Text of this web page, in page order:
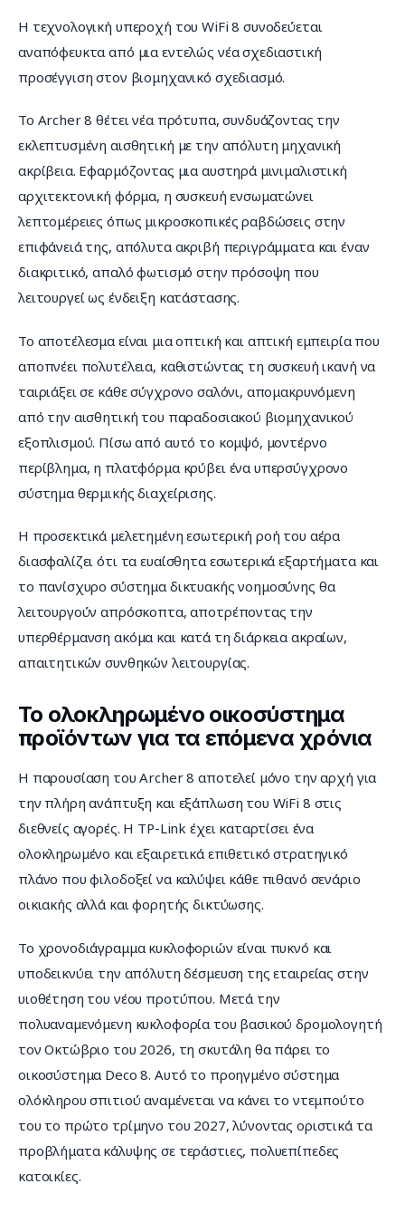
Η τεχνολογική υπεροχή του WiFi 8 συνοδεύεται
αναπόφευκτα από μια εντελώς νέα σχεδιαστική
προσέγγιση στον βιομηχανικό σχεδιασμό.
Το Archer 8 θέτει νέα πρότυπα, συνδυάζοντας την
εκλεπτυσμένη αισθητική με την απόλυτη μηχανική
ακρίβεια. Εφαρμόζοντας μια αυστηρά μινιμαλιστική
αρχιτεκτονική φόρμα, η συσκευή ενσωματώνει
λεπτομέρειες όπως μικροσκοπικές ραβδώσεις στην
επιφάνειά της, απόλυτα ακριβή περιγράμματα και έναν
διακριτικό, απαλό φωτισμό στην πρόσοψη που
λειτουργεί ως ένδειξη κατάστασης.
Το αποτέλεσμα είναι μια οπτική και απτική εμπειρία που
αποπνέει πολυτέλεια, καθιστώντας τη συσκευή ικανή να
ταιριάξει σε κάθε σύγχρονο σαλόνι, απομακρυνόμενη
από την αισθητική του παραδοσιακού βιομηχανικού
εξοπλισμού. Πίσω από αυτό το κομψό, μοντέρνο
περίβλημα, η πλατφόρμα κρύβει ένα υπερσύγχρονο
σύστημα θερμικής διαχείρισης.
Η προσεκτικά μελετημένη εσωτερική ροή του αέρα
διασφαλίζει ότι τα ευαίσθητα εσωτερικά εξαρτήματα και
το πανίσχυρο σύστημα δικτυακής νοημοσύνης θα
λειτουργούν απρόσκοπτα, αποτρέποντας την
υπερθέρμανση ακόμα και κατά τη διάρκεια ακραίων,
απαιτητικών συνθηκών λειτουργίας.
Το ολοκληρωμένο οικοσύστημα
προϊόντων για τα επόμενα χρόνια
Η παρουσίαση του Archer 8 αποτελεί μόνο την αρχή για
την πλήρη ανάπτυξη και εξάπλωση του WiFi 8 στις
διεθνείς αγορές. Η TP-Link έχει καταρτίσει ένα
ολοκληρωμένο και εξαιρετικά επιθετικό στρατηγικό
πλάνο που φιλοδοξεί να καλύψει κάθε πιθανό σενάριο
οικιακής αλλά και φορητής δικτύωσης.
Το χρονοδιάγραμμα κυκλοφοριών είναι πυκνό και
υποδεικνύει την απόλυτη δέσμευση της εταιρείας στην
υιοθέτηση του νέου προτύπου. Μετά την
πολυαναμενόμενη κυκλοφορία του βασικού δρομολογητή
τον Οκτώβριο του 2026, τη σκυτάλη θα πάρει το
οικοσύστημα Deco 8. Αυτό το προηγμένο σύστημα
ολόκληρου σπιτιού αναμένεται να κάνει το ντεμπούτο
του το πρώτο τρίμηνο του 2027, λύνοντας οριστικά τα
προβλήματα κάλυψης σε τεράστιες, πολυεπίπεδες
κατοικίες.